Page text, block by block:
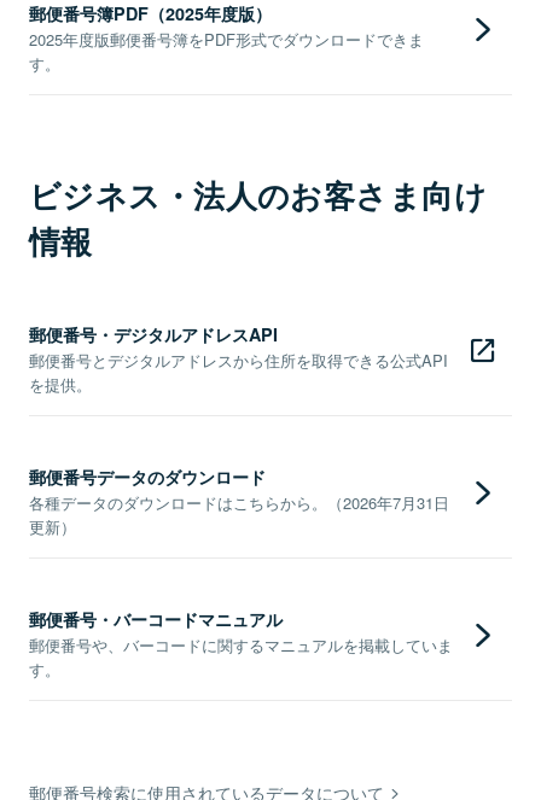
郵便番号簿PDF（2025年度版）
2025年度版郵便番号簿をPDF形式でダウンロードできま
す。
ビジネス・法人のお客さま向け
情報
郵便番号・デジタルアドレスAPI
郵便番号とデジタルアドレスから住所を取得できる公式API
を提供。
郵便番号データのダウンロード
各種データのダウンロードはこちらから。（2026年7月31日
更新）
郵便番号・バーコードマニュアル
郵便番号や、バーコードに関するマニュアルを掲載していま
す。
郵便番号検索に使用されているデータについて